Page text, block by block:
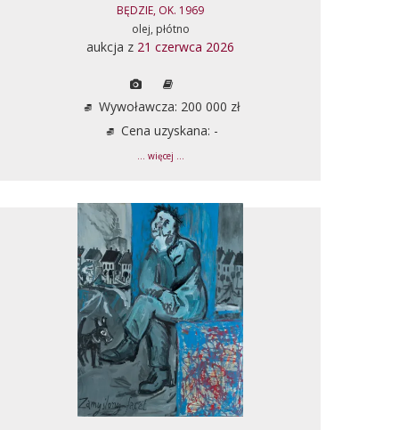
BĘDZIE, OK. 1969
olej, płótno
aukcja z 21 czerwca 2026
Wywoławcza: 200 000 zł
Cena uzyskana: -
... więcej ...